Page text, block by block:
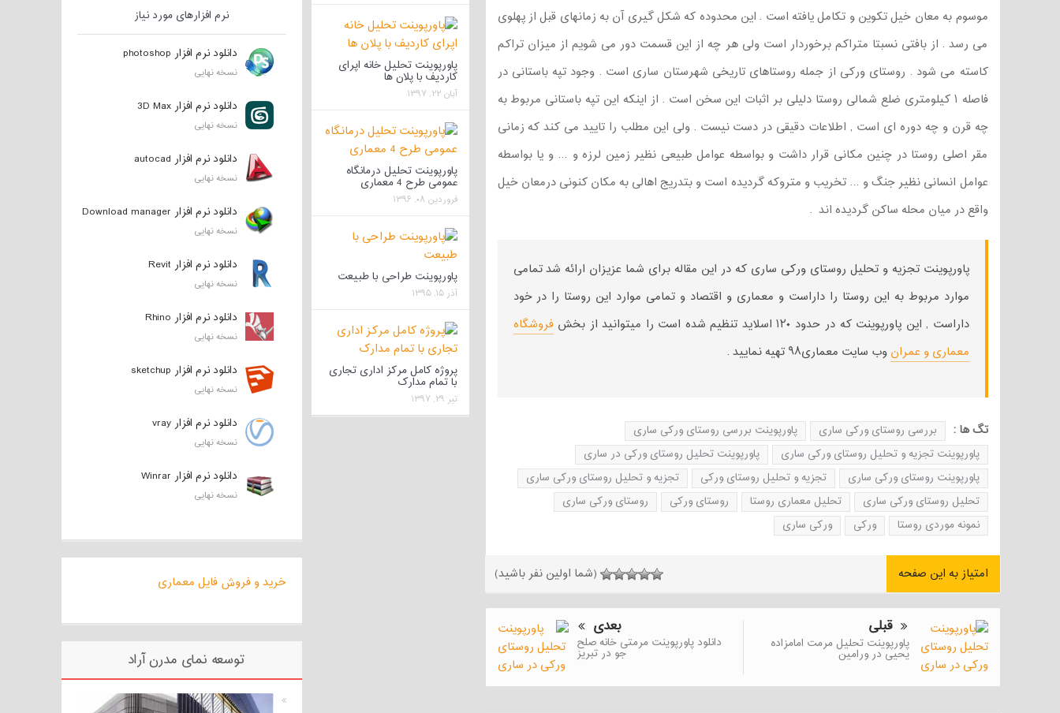
موسوم به معان خیل تکوین و تکامل یافته است . این محدوده که شکل گیری آن به زمانهای قبل از پهلوی
می رسد . از بافتی نسبتا متراکم برخوردار است ولی هر چه از این قسمت دور می شویم از میزان تراکم
کاسته می شود . روستای ورکی از جمله روستاهای تاریخی شهرستان ساری است . وجود تپه باستانی در
فاصله ۱ کیلومتری ضلع شمالی روستا دلیلی بر اثبات این سخن است . از اینکه این تپه باستانی مربوط به
چه قرن و چه دوره ای است , اطلاعات دقیقی در دست نیست . ولی این مطلب را تایید می کند که زمانی
مقر اصلی روستا در چنین مکانی قرار داشت و بواسطه عوامل طبیعی نظیر زمین لرزه و … و یا بواسطه
عوامل انسانی نظیر جنگ و … تخریب و متروکه گردیده است و بتدریج اهالی به مکان کنونی درمعان خیل
واقع در میان محله ساکن گردیده اند .
پاورپوینت تجزیه و تحلیل روستای ورکی ساری که در این مقاله برای شما عزیزان ارائه شد تمامی
موارد مربوط به این روستا را داراست و معماری و اقتصاد و تمامی موارد این روستا را در خود
داراست , این پاورپوینت که در حدود ۱۲۰ اسلاید تنظیم شده است را میتوانید از بخش
فروشگاه
معماری و عمران وب سایت معماری۹۸ تهیه نمایید .
تگ ها : بررسی روستای ورکی ساری
پاورپوینت بررسی روستای ورکی ساری
پاورپوینت تجزیه و تحلیل روستای ورکی ساری
پاورپوینت تحلیل روستای ورکی در ساری
پاورپوینت روستای ورکی ساری
تجزیه و تحلیل روستای ورکی
تجزیه و تحلیل روستای ورکی ساری
تحلیل روستای ورکی ساری
تحلیل معماری روستا روستای ورکی
روستای ورکی ساری
نمونه موردی روستا
ورکی ورکی ساری
امتیاز به این صفحه (شما اولین نفر باشید)
قبلی
پاورپوینت تحلیل مرمت امامزاده
یحیی در ورامین
بعدی
دانلود پاورپوینت مرمتی خانه صلح
جو در تبریز
پاورپوینت تحلیل خانه اپرای
کاردیف با پلان ها
آبان ۲۲, ۱۳۹۷
پاورپوینت تحلیل درمانگاه
عمومی طرح 4 معماری
فروردین ۰۸, ۱۳۹۶
پاورپوینت طراحی با طبیعت
آذر ۱۵, ۱۳۹۵
پروژه کامل مرکز اداری تجاری
با تمام مدارک
تیر ۲۹, ۱۳۹۷
نرم افزارهای مورد نیاز
دانلود نرم افزار photoshop
نسخه نهایی
دانلود نرم افزار 3D Max
نسخه نهایی
دانلود نرم افزار autocad
نسخه نهایی
دانلود نرم افزار Download manager
نسخه نهایی
دانلود نرم افزار Revit
نسخه نهایی
دانلود نرم افزار Rhino
نسخه نهایی
دانلود نرم افزار sketchup
نسخه نهایی
دانلود نرم افزار vray
نسخه نهایی
دانلود نرم افزار Winrar
نسخه نهایی
خرید و فروش فایل معماری
توسعه نمای مدرن آراد